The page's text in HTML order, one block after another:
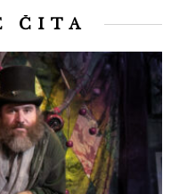
ČITA